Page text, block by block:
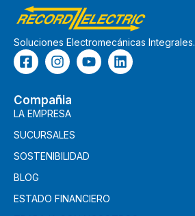
Soluciones Electromecánicas Integrales.
Compañia
LA EMPRESA
SUCURSALES
SOSTENIBILIDAD
BLOG
ESTADO FINANCIERO